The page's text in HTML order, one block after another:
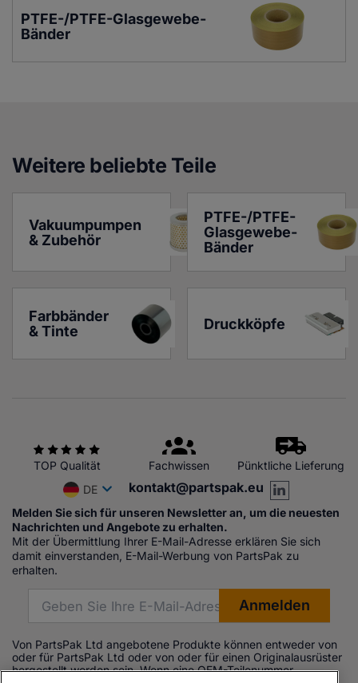
PTFE-/PTFE-Glasgewebe-
Bänder
Weitere beliebte Teile
Vakuumpumpen
& Zubehör
PTFE-/PTFE-
Glasgewebe-
Bänder
Farbbänder
& Tinte
Druckköpfe
TOP Qualität Fachwissen
Pünktliche Lieferung
DE
kontakt@partspak.eu
Melden Sie sich für unseren Newsletter an, um die neuesten
Nachrichten und Angebote zu erhalten.
Mit der Übermittlung Ihrer E-Mail-Adresse erklären Sie sich
damit einverstanden, E-Mail-Werbung von PartsPak zu
erhalten.
Von PartsPak Ltd angebotene Produkte können entweder von
oder für PartsPak Ltd oder von oder für einen Originalausrüster
hergestellt worden sein. Wenn eine OEM-Teilenummer